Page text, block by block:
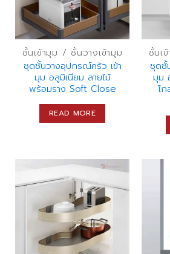
ชั้นเข้ามุม / ชั้นวางเข้ามุม
ชุดชั้นวางอุปกรณ์ครัว เข้า
มุม อลูมิเนียม ลายไม้
พร้อมราง Soft Close
READ MORE
ชั้นเ
ชุดชั้
มุม
โ